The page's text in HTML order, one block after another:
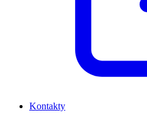
Kontakty